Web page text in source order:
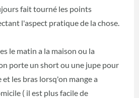
fait tourné les points
l'aspect pratique de la chose.
le matin a la maison ou la
porte un short ou une jupe pour
les bras lorsq'on mange a
( il est plus facile de